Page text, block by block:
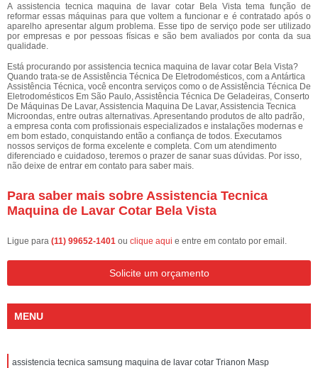
A assistencia tecnica maquina de lavar cotar Bela Vista tema função de
reformar essas máquinas para que voltem a funcionar e é contratado após o
aparelho apresentar algum problema. Esse tipo de serviço pode ser utilizado
por empresas e por pessoas físicas e são bem avaliados por conta da sua
qualidade.
Está procurando por assistencia tecnica maquina de lavar cotar Bela Vista?
Quando trata-se de Assistência Técnica De Eletrodomésticos, com a Antártica
Assistência Técnica, você encontra serviços como o de Assistência Técnica De
Eletrodomésticos Em São Paulo, Assistência Técnica De Geladeiras, Conserto
De Máquinas De Lavar, Assistencia Maquina De Lavar, Assistencia Tecnica
Microondas, entre outras alternativas. Apresentando produtos de alto padrão,
a empresa conta com profissionais especializados e instalações modernas e
em bom estado, conquistando então a confiança de todos. Executamos
nossos serviços de forma excelente e completa. Com um atendimento
diferenciado e cuidadoso, teremos o prazer de sanar suas dúvidas. Por isso,
não deixe de entrar em contato para saber mais.
Para saber mais sobre Assistencia Tecnica
Maquina de Lavar Cotar Bela Vista
Ligue para (11) 99652-1401 ou clique aqui e entre em contato por email.
Solicite um orçamento
MENU
assistencia tecnica samsung maquina de lavar cotar Trianon Masp